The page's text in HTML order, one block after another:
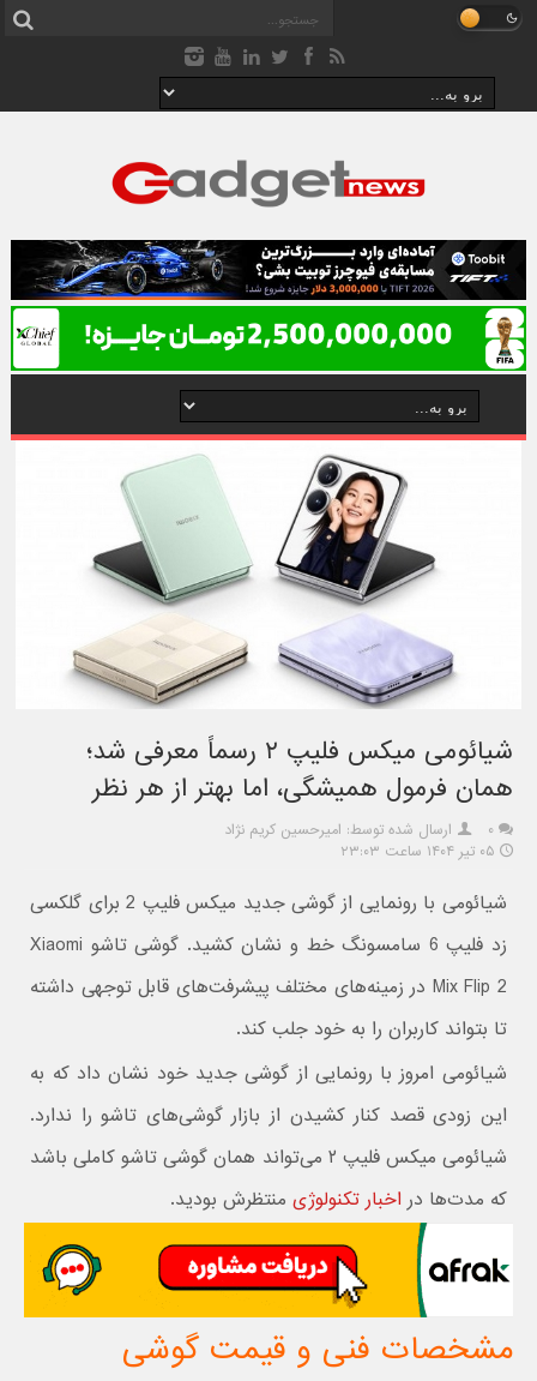
شیائومی میکس فلیپ ۲ رسماً معرفی شد؛
همان فرمول همیشگی، اما بهتر از هر نظر
۰
ارسال شده توسط: امیرحسین کریم نژاد
۰۵ تیر ۱۴۰۴ ساعت ۲۳:۰۳
شیائومی با رونمایی از گوشی جدید میکس فلیپ 2 برای گلکسی
زد فلیپ 6 سامسونگ خط و نشان کشید. گوشی تاشو Xiaomi
Mix Flip 2 در زمینه‌های مختلف پیشرفت‌های قابل توجهی داشته
تا بتواند کاربران را به خود جلب کند.
شیائومی امروز با رونمایی از گوشی جدید خود نشان داد که به
این زودی قصد کنار کشیدن از بازار گوشی‌‌های تاشو را ندارد.
شیائومی میکس فلیپ ۲ می‌تواند همان گوشی تاشو کاملی باشد
که مدت‌ها در اخبار تکنولوژی منتظرش بودید.
مشخصات فنی و قیمت گوشی